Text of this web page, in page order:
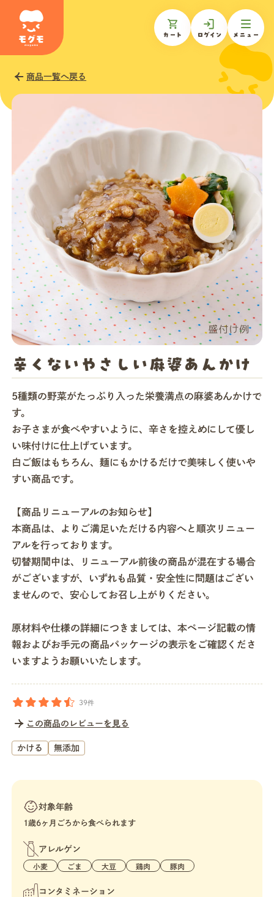
カート ログイン メニュー
モグモについて
商品一覧
ギフトを贈る
お知らせ
お客様の声
店舗一覧
モグモマガジン
今すぐお得に始める
商品一覧へ戻る
辛くないやさしい麻婆あんかけ
5種類の野菜がたっぷり入った栄養満点の麻婆あんかけで
す。
お子さまが食べやすいように、辛さを控えめにして優し
い味付けに仕上げています。
白ご飯はもちろん、麺にもかけるだけで美味しく使いや
すい商品です。
【商品リニューアルのお知らせ】
本商品は、よりご満足いただける内容へと順次リニュー
アルを行っております。
切替期間中は、リニューアル前後の商品が混在する場合
がございますが、いずれも品質・安全性に問題はござい
ませんので、安心してお召し上がりください。
原材料や仕様の詳細につきましては、本ページ記載の情
報およびお手元の商品パッケージの表示をご確認くださ
いますようお願いいたします。
39件
この商品のレビューを見る
かける 無添加
対象年齢
1歳6ヶ月ごろから食べられます
アレルゲン
小麦 ごま 大豆 鶏肉 豚肉
コンタミネーション